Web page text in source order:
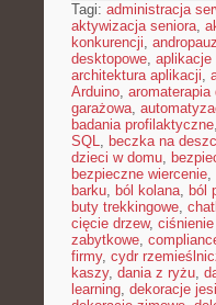
Tagi: administracja
aktywizacja seniora,
konkurencji,
desktopowe, aplikacje
architektura aplikacji,
Arduino, aromaterapia
garażowa,
badania profilaktyczne,
SQL, beczka na
dzieci w domu,
bezpieczne wiercenie,
barku, ból kolana, ból
buty trekkingowe,
cięcie drzew,
zabytkowe,
firmy, cydr
kaszy, dania z ryżu,
learning, dekoracje